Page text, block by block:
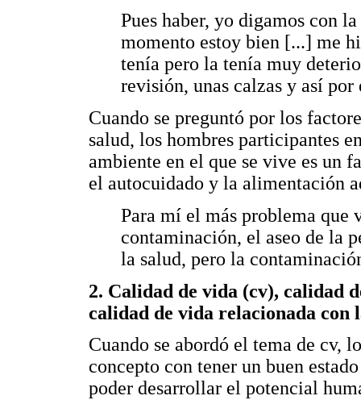
Pues haber, yo digamos con
momento estoy bien [...] me
tenía pero la tenía muy
revisión, unas calzas y así
Cuando se preguntó por los
salud, los hombres participantes
ambiente en el que se vive es un
el autocuidado y la alimentación
Para mí el más problema que
contaminación, el aseo de la
la salud, pero la
2. Calidad de vida (cv), calidad
calidad de vida relacionada con
Cuando se abordó el tema de cv,
concepto con tener un buen
poder desarrollar el potencial